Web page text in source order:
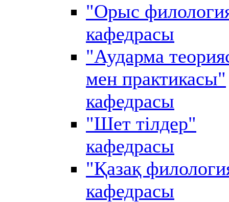
"Орыс
кафедрасы
"Аударма
мен практикасы"
кафедрасы
"Шет тілдер"
кафедрасы
"Қазақ
кафедрасы